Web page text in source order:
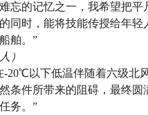
忘的记忆之一，我希望把平
同时，能将技能传授给年轻
舶。”
）
-20℃以下低温伴随着六级北
条件所带来的阻碍，最终圆
务。”